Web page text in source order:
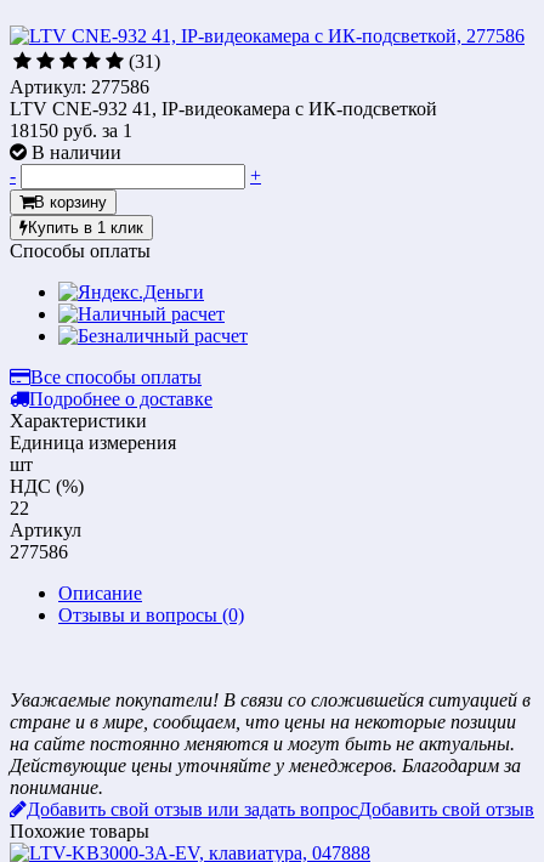
(31)
Артикул: 277586
LTV CNE-932 41, IP-видеокамера с ИК-подсветкой
18150 руб. за 1
В наличии
-
+
В корзину
Купить в 1 клик
Способы оплаты
Все способы оплаты
Подробнее о доставке
Характеристики
Единица измерения
шт
НДС (%)
22
Артикул
277586
Описание
Отзывы и вопросы (0)
Уважаемые покупатели! В связи со сложившейся ситуацией в
стране и в мире, сообщаем, что цены на некоторые позиции
на сайте постоянно меняются и могут быть не актуальны.
Действующие цены уточняйте у менеджеров. Благодарим за
понимание.
Добавить свой отзыв или задать вопросДобавить свой отзыв
Похожие товары